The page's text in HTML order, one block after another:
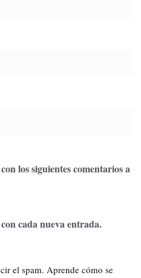
los siguientes comentarios a
cada nueva entrada.
el spam. Aprende cómo se